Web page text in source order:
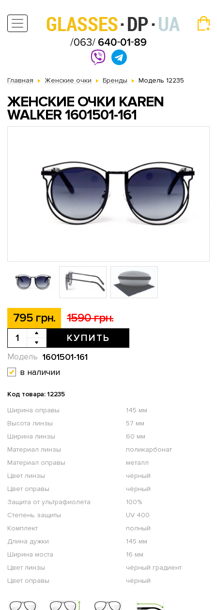
Главная Женские очки Бренды Модель 12235
ЖЕНСКИЕ ОЧКИ KAREN
WALKER 1601501-161
795 грн. 1590 грн.
КУПИТЬ
1601501-161
Модель
в наличии
Код товара: 12235
Ширина оправы
145 мм
Высота линзы
57 мм
Ширина линзы
60 мм
Материал линзы
поликарбонат
Материал оправы
металл
Цвет линзы
чёрный
Цвет оправы
чёрный
Защита от ультрафиолета
100%
Степень защиты
UV 400
Комплект
полный
Длина дужки
145 мм
Ширина моста
16 мм
Цвет линзы
чёрный градиент
Цвет оправы
чёрный